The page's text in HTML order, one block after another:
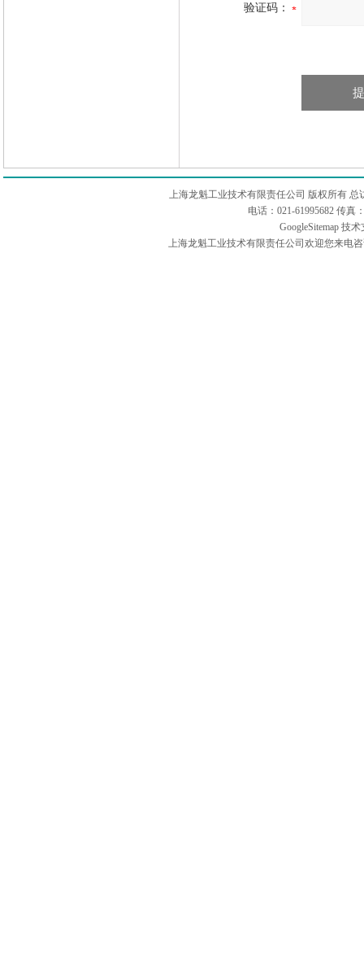
验证码：
上海龙魁工业技术有限责任公司 版权所有 总
电话：021-61995682 传真
GoogleSitemap技术
上海龙魁工业技术有限责任公司欢迎您来电